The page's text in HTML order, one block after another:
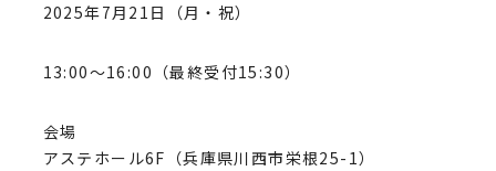
2025年7月21日（月・祝）
13:00〜16:00（最終受付15:30）
会場
アステホール6F（兵庫県川西市栄根25-1）